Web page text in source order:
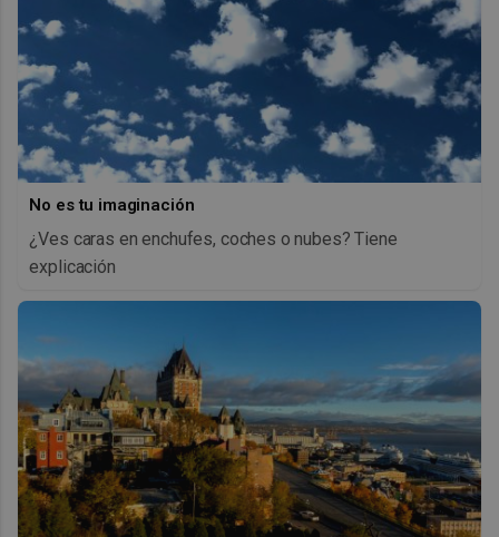
No es tu imaginación
¿Ves caras en enchufes, coches o nubes? Tiene
explicación